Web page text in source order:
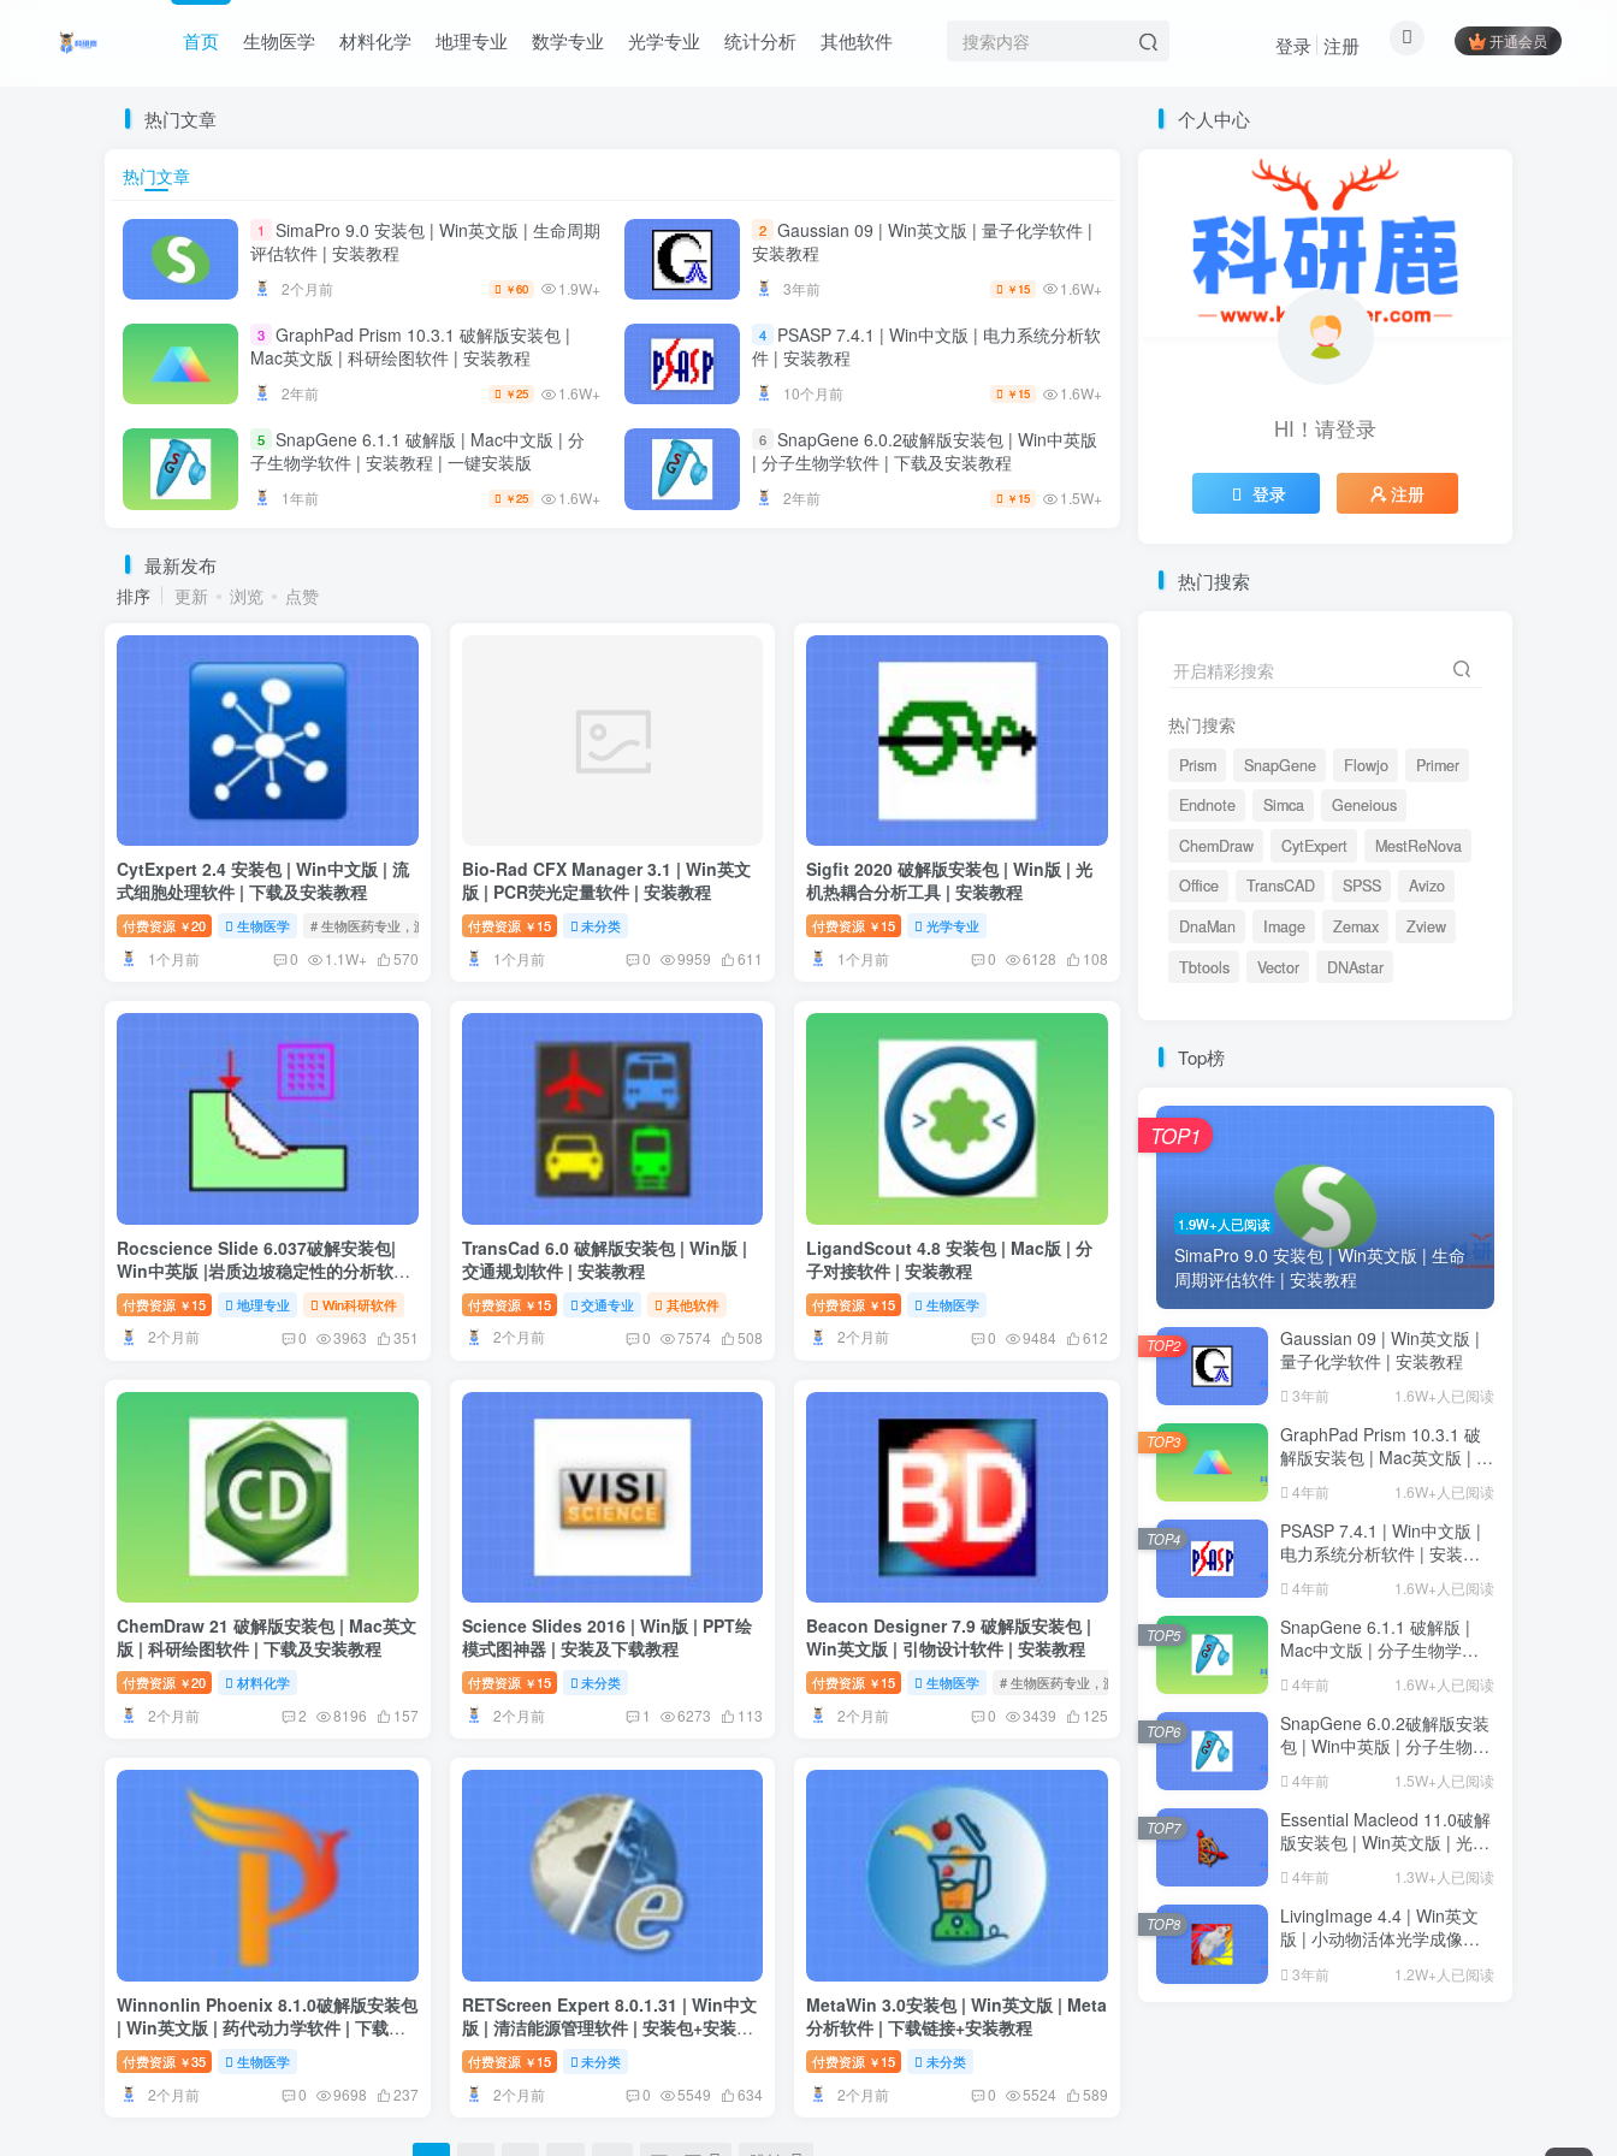
首页 生物医学 材料化学 地理专业 数学专业 光学专业 统计分析 其他软件 开通会员
登录 注册
热门文章
热门文章
1
SimaPro 9.0 安装包 | Win英文版 | 生命周期
评估软件 | 安装教程
2个月前 ￥60 1.9W+
2 Gaussian 09 | Win英文版 | 量子化学软件 |
安装教程
3年前 ￥ 15 1.6W+
3 GraphPad Prism 10.3.1 破解版安装包 |
Mac英文版 | 科研绘图软件 | 安装教程
2年前 ￥25 1.6W+
4
PSASP 7.4.1 | Win中文版 | 电力系统分析软
件 | 安装教程
10个月前 ￥ 15 1.6W+
5 SnapGene 6.1.1 破解版 | Mac中文版 | 分
子生物学软件 | 安装教程 | 一键安装版
1年前 ￥25 1.6W+
6 SnapGene 6.0.2破解版安装包 | Win中英版
| 分子生物学软件 | 下载及安装教程
2年前 ￥ 15 1.5W+
最新发布
排序 更新 浏览 点赞
CytExpert 2.4 安装包 | Win中文版 | 流
式细胞处理软件 | 下载及安装教程
付费资源 ￥20 生物医学 # 生物医药专业，激活版安装教程
1个月前 0 1.1W+ 570
Bio-Rad CFX Manager 3.1 | Win英文
版 | PCR荧光定量软件 | 安装教程
付费资源 ￥ 15 未分类
1个月前 0 9959 611
Sigfit 2020 破解版安装包 | Win版 | 光
机热耦合分析工具 | 安装教程
付费资源 ￥ 15 光学专业
1个月前 0 6128 108
Rocscience Slide 6.037破解安装包|
Win中英版 |岩质边坡稳定性的分析软件
| 下载及安装教程
付费资源 ￥ 15 地理专业 Win科研软件
2个月前 0 3963 351
TransCad 6.0 破解版安装包 | Win版 |
交通规划软件 | 安装教程
付费资源 ￥ 15 交通专业 其他软件
2个月前 0 7574 508
LigandScout 4.8 安装包 | Mac版 | 分
子对接软件 | 安装教程
付费资源 ￥ 15 生物医学
2个月前 0 9484 612
ChemDraw 21 破解版安装包 | Mac英文
版 | 科研绘图软件 | 下载及安装教程
付费资源 ￥20 材料化学
2个月前 2 8196 157
Science Slides 2016 | Win版 | PPT绘
模式图神器 | 安装及下载教程
付费资源 ￥ 15 未分类
2个月前 1 6273 113
Beacon Designer 7.9 破解版安装包 |
Win英文版 | 引物设计软件 | 安装教程
付费资源 ￥ 15 生物医学 # 生物医药专业，激活版安装教程
2个月前 0 3439 125
Winnonlin Phoenix 8.1.0破解版安装包
| Win英文版 | 药代动力学软件 | 下载及
安装教程
付费资源 ￥35 生物医学
2个月前 0 9698 237
RETScreen Expert 8.0.1.31 | Win中文
版 | 清洁能源管理软件 | 安装包+安装教
程付费资源 ￥ 15 未分类
2个月前 0 5549 634
MetaWin 3.0安装包 | Win英文版 | Meta
分析软件 | 下载链接+安装教程
付费资源 ￥ 15 未分类
2个月前 0 5524 589
个人中心
HI！请登录
登录 注册
热门搜索
开启精彩搜索
热门搜索
Prism SnapGene Flowjo
Primer
Endnote
Simca
Geneious
ChemDraw
CytExpert
MestReNova
Office
TransCAD SPSS
Avizo
DnaMan
Image Zemax
Zview
Tbtools
Vector DNAstar
Top榜
1.9W+人已阅读
SimaPro 9.0 安装包 | Win英文版 | 生命
周期评估软件 | 安装教程
TOP1
Gaussian 09 | Win英文版 |
量子化学软件 | 安装教程
3年前 1.6W+人已阅读
TOP2
GraphPad Prism 10.3.1 破
解版安装包 | Mac英文版 | 科
4年前 1.6W+人已阅读
TOP3
PSASP 7.4.1 | Win中文版 |
电力系统分析软件 | 安装教
4年前 1.6W+人已阅读
TOP4
SnapGene 6.1.1 破解版 |
Mac中文版 | 分子生物学软
件 | 安装教程 | 一键安装版
4年前 1.6W+人已阅读
TOP5
SnapGene 6.0.2破解版安装
包 | Win中英版 | 分子生物学
软件 | 下载及安装教程
4年前 1.5W+人已阅读
TOP6
Essential Macleod 11.0破解
版安装包 | Win英文版 | 光学
薄膜分析与设计软件 | 下载
及安装教程
4年前 1.3W+人已阅读
TOP7
LivingImage 4.4 | Win英文
版 | 小动物活体光学成像软
3年前 1.2W+人已阅读
TOP8